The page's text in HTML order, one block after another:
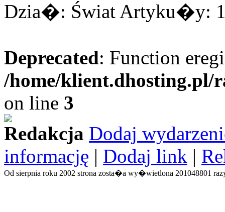
Dzia�: Świat Artyku�y:
Deprecated: Function
/home/
on line 3
Redakcja Dodaj
informację | Dodaj link |
Od sierpnia roku 2002 strona zosta�a wy�wietlona 201048801